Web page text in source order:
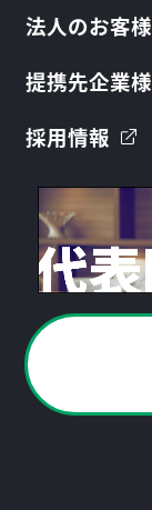
法人のお客様
提携先企業
採用情報